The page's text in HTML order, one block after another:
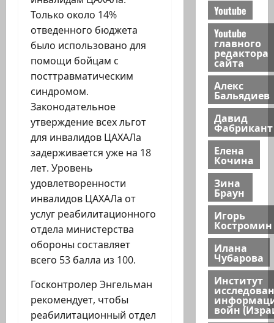
Только около 14%
отведенного бюджета
было использовано для
помощи бойцам с
посттравматическим
синдромом.
Законодательное
утверждение всех льгот
для инвалидов ЦАХАЛа
задерживается уже на 18
лет. Уровень
удовлетворенности
инвалидов ЦАХАЛа от
услуг реабилитационного
отдела министерства
обороны составляет
всего 53 балла из 100.
Госконтролер Энгельман
рекомендует, чтобы
реабилитационный отдел
Youtube
Youtube
главного
редактора
сайта
Алекс
Бальядиев
Давид
Фабрикант
Елена
Кочина
Зина
Браун
Игорь
Костромин
Илана
Чубарова
Институт
войн